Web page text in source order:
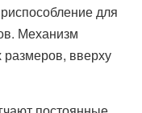
для
Механизм
размеров, вверху